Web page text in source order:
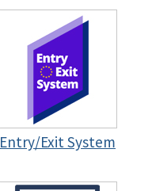
Entry/Exit System